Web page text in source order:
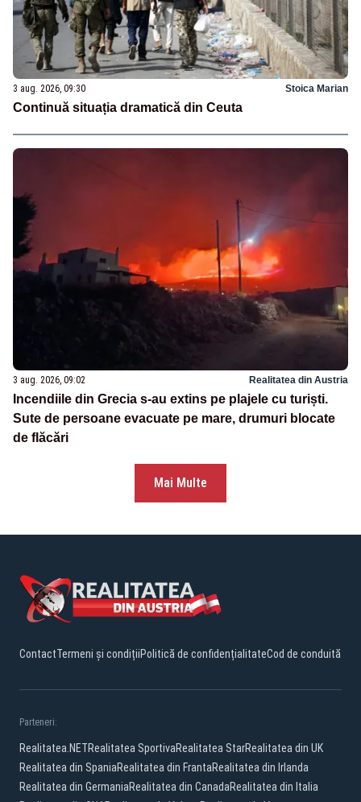
3 aug. 2026, 09:30 Stoica Marian
Continuă situația dramatică din Ceuta
3 aug. 2026, 09:02 Realitatea din Austria
Incendiile din Grecia s-au extins pe plajele cu turiști.
Sute de persoane evacuate pe mare, drumuri blocate
de flăcări
Mai Multe
ContactTermeni și condițiiPolitică de confidențialitateCod de conduită
Parteneri:
Realitatea.NETRealitatea SportivaRealitatea StarRealitatea din UK
Realitatea din SpaniaRealitatea din FrantaRealitatea din Irlanda
Realitatea din GermaniaRealitatea din CanadaRealitatea din Italia